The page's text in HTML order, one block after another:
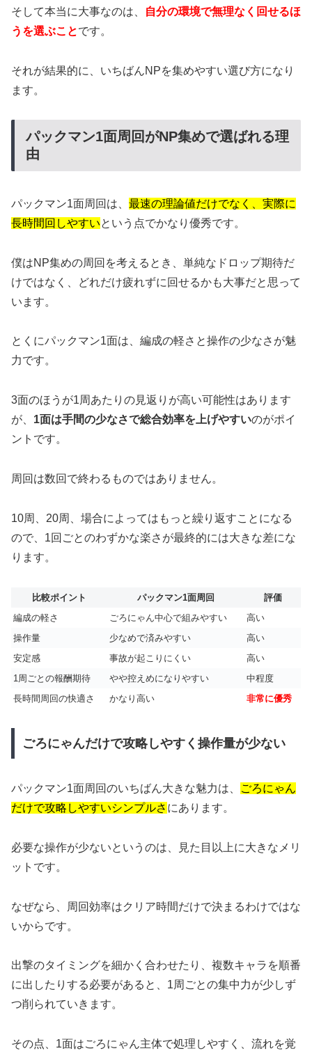
そして本当に大事なのは、
自分の環境で無理なく回せるほ
うを選ぶことです。
それが結果的に、いちばんNPを集めやすい選び方になり
ます。
パックマン1面周回がNP集めで選ばれる理
由
パックマン1面周回は、 最速の理論値だけでなく、実際に
長時間回しやすいという点でかなり優秀です。
僕はNP集めの周回を考えるとき、単純なドロップ期待だ
けではなく、どれだけ疲れずに回せるかも大事だと思って
います。
とくにパックマン1面は、編成の軽さと操作の少なさが魅
力です。
3面のほうが1周あたりの見返りが高い可能性はあります
が、 1面は手間の少なさで総合効率を上げやすいのがポイ
ントです。
周回は数回で終わるものではありません。
10周、20周、場合によってはもっと繰り返すことになる
ので、1回ごとのわずかな楽さが最終的には大きな差にな
ります。
比較ポイント パックマン1面周回
評価
編成の軽さ
ごろにゃん中心で組みやすい
高い
操作量
少なめで済みやすい
高い
安定感
事故が起こりにくい
高い
1周ごとの報酬期待
やや控えめになりやすい
中程度
長時間周回の快適さ
かなり高い 非常に優秀
ごろにゃんだけで攻略しやすく操作量が少ない
パックマン1面周回のいちばん大きな魅力は、
ごろにゃん
だけで攻略しやすいシンプルさ にあります。
必要な操作が少ないというのは、見た目以上に大きなメリ
ットです。
なぜなら、周回効率はクリア時間だけで決まるわけではな
いからです。
出撃のタイミングを細かく合わせたり、複数キャラを順番
に出したりする必要があると、1周ごとの集中力が少しず
つ削られていきます。
その点、1面はごろにゃん主体で処理しやすく、流れを覚